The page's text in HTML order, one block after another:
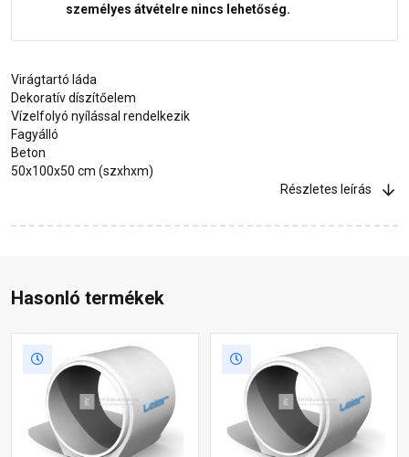
személyes átvételre nincs lehetőség.
Virágtartó láda
Dekoratív díszítőelem
Vízelfolyó nyílással rendelkezik
Fagyálló
Beton
50x100x50 cm (szxhxm)
Részletes leírás
Hasonló termékek